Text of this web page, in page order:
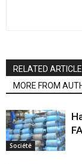
RELATED
MORE FROM
Société